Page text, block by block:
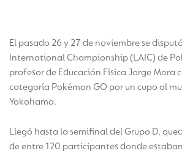
El pasado 26 y 27 de noviembre se
International Championship (LAIC) de
profesor de Educación Física Jorge Mora
categoría Pokémon GO por un cupo al
Yokohama.
Llegó hasta la semifinal del Grupo D,
de entre 120 participantes donde